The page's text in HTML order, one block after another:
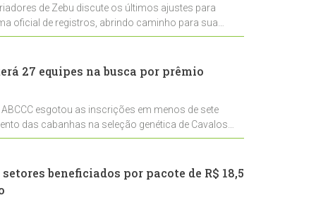
de Zebu discute os últimos ajustes para
oficial de registros, abrindo caminho para sua
27 equipes na busca por prêmio
esgotou as inscrições em menos de sete
das cabanhas na seleção genética de Cavalos
beneficiados por pacote de R$ 18,5